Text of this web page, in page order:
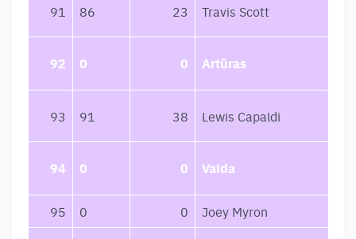
91 86 23 Travis Scott
92 0 0 Artūras
93 91 38 Lewis Capaldi
94 0 0 Vaida
95 0 0 Joey Myron